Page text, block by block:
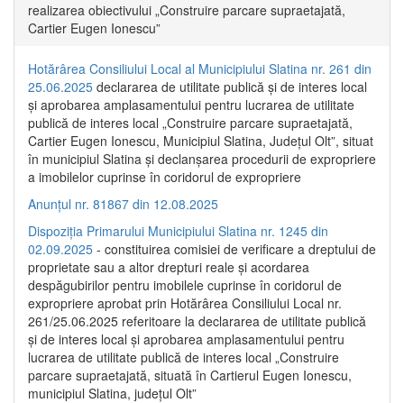
realizarea obiectivului „Construire parcare supraetajată,
Cartier Eugen Ionescu”
Hotărârea Consiliului Local al Municipiului Slatina nr. 261 din
25.06.2025 declararea de utilitate publică și de interes local
și aprobarea amplasamentului pentru lucrarea de utilitate
publică de interes local „Construire parcare supraetajată,
Cartier Eugen Ionescu, Municipiul Slatina, Județul Olt”, situat
în municipiul Slatina și declanșarea procedurii de expropriere
a imobilelor cuprinse în coridorul de expropriere
Anunțul nr. 81867 din 12.08.2025
Dispoziția Primarului Municipiului Slatina nr. 1245 din
02.09.2025 - constituirea comisiei de verificare a dreptului de
proprietate sau a altor drepturi reale și acordarea
despăgubirilor pentru imobilele cuprinse în coridorul de
expropriere aprobat prin Hotărârea Consiliului Local nr.
261/25.06.2025 referitoare la declararea de utilitate publică
și de interes local și aprobarea amplasamentului pentru
lucrarea de utilitate publică de interes local „Construire
parcare supraetajată, situată în Cartierul Eugen Ionescu,
municipiul Slatina, județul Olt”